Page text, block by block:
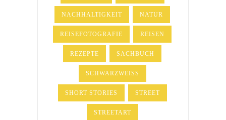
NACHHALTIGKEIT NATUR
REISEFOTOGRAFIE REISEN
REZEPTE SACHBUCH
SCHWARZWEISS
SHORT STORIES STREET
STREETART